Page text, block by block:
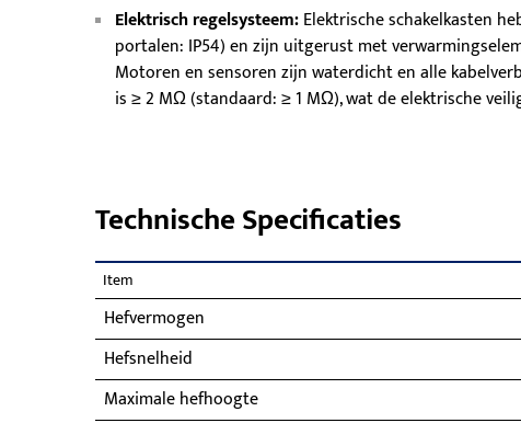
Elektrisch regelsysteem:Elektrische schakelkasten
portalen: IP54) en zijn uitgerust met
Motoren en sensoren zijn waterdicht en alle
is ≥ 2 MΩ (standaard: ≥ 1 MΩ), wat de elektrische
Technische Specificaties
Item
Hefvermogen
Hefsnelheid
Maximale hefhoogte